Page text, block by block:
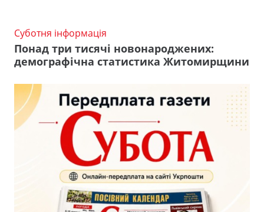
Суботня інформація
Понад три тисячі новонароджених:
демографічна статистика Житомирщини